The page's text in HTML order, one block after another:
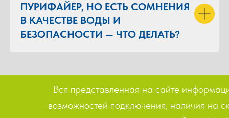
ПУРИФАЙЕР, НО ЕСТЬ СОМНЕНИЯ
В КАЧЕСТВЕ ВОДЫ И
БЕЗОПАСНОСТИ — ЧТО ДЕЛАТЬ?
Вся представленная на сайте
возможностей подключения, наличия на